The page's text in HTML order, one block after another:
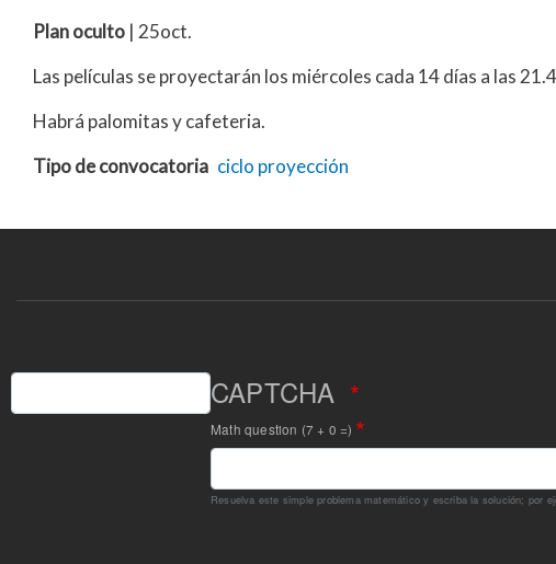
Plan oculto | 25oct.
Las películas se proyectarán los miércoles cada 14 días a las
Habrá palomitas y cafeteria.
Tipo de convocatoria ciclo proyección
Buscar CAPTCHA
Math question (7 + 0 =)
Resuelva este simple problema matemático y escriba la solución; por